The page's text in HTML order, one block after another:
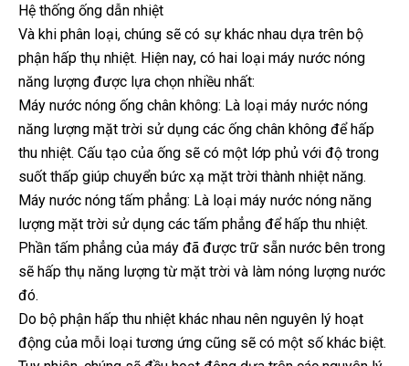
Hệ thống ống dẫn nhiệt
Và khi phân loại, chúng sẽ có sự khác nhau dựa trên bộ
phận hấp thụ nhiệt. Hiện nay, có hai loại máy nước nóng
năng lượng được lựa chọn nhiều nhất:
Máy nước nóng ống chân không: Là loại máy nước nóng
năng lượng mặt trời sử dụng các ống chân không để hấp
thu nhiệt. Cấu tạo của ống sẽ có một lớp phủ với độ trong
suốt thấp giúp chuyển bức xạ mặt trời thành nhiệt năng.
Máy nước nóng tấm phẳng: Là loại máy nước nóng năng
lượng mặt trời sử dụng các tấm phẳng để hấp thu nhiệt.
Phần tấm phẳng của máy đã được trữ sẵn nước bên trong
sẽ hấp thụ năng lượng từ mặt trời và làm nóng lượng nước
đó.
Do bộ phận hấp thu nhiệt khác nhau nên nguyên lý hoạt
động của mỗi loại tương ứng cũng sẽ có một số khác biệt.